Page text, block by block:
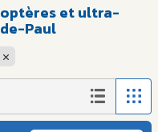
et ultra-
Paul